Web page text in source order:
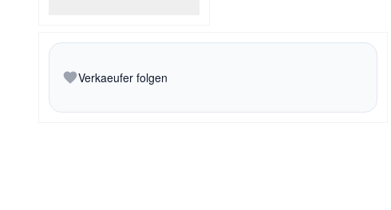
Verkaeufer folgen